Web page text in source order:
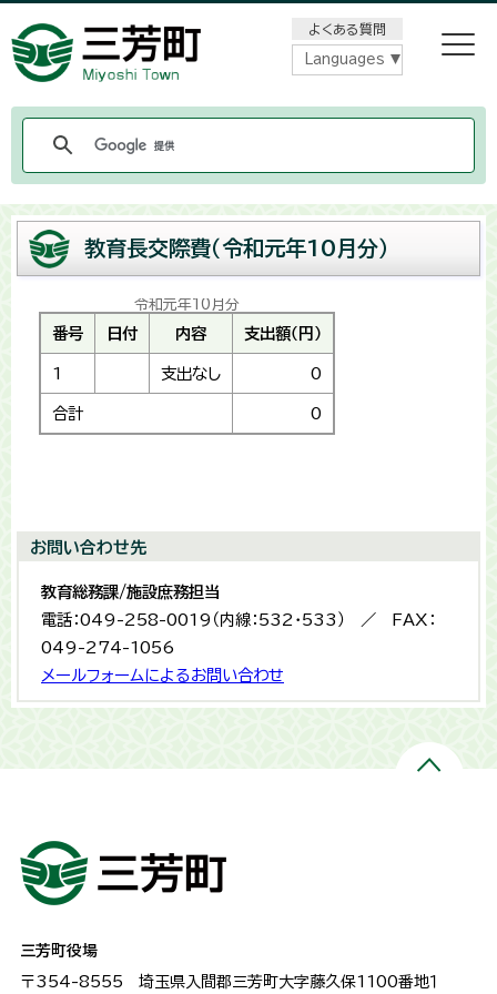
よくある質問
Languages
教育長交際費（令和元年10月分）
令和元年10月分
番号 日付 内容 支出額（円）
1 支出なし 0
合計 0
お問い合わせ先
教育総務課/施設庶務担当
電話：049-258-0019（内線：532・533） ／ FAX：
049-274-1056
メールフォームによるお問い合わせ
三芳町役場
〒354-8555 埼玉県入間郡三芳町大字藤久保1100番地１